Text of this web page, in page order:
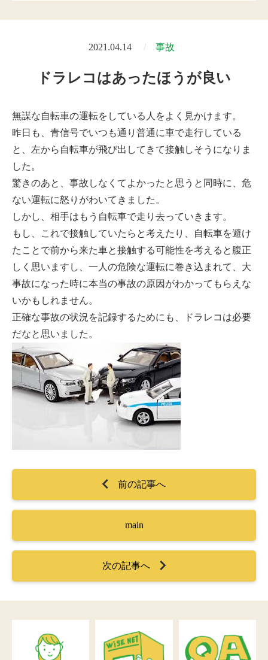
2021.04.14 事故
ドラレコはあったほうが良い
無謀な自転車の運転をしている人をよく見かけます。
昨日も、青信号でいつも通り普通に車で走行している
と、左から自転車が飛び出してきて接触しそうになりま
した。
驚きのあと、事故しなくてよかったと思うと同時に、危
ない運転に怒りがわいてきました。
しかし、相手はもう自転車で走り去っていきます。
もし、これで接触していたらと考えたり、自転車を避け
たことで前から来た車と接触する可能性を考えると腹正
しく思いますし、一人の危険な運転に巻き込まれて、大
事故になった時に本当の事故の原因がわかってもらえな
いかもしれません。
正確な事故の状況を記録するためにも、ドラレコは必要
だなと思いました。
前の記事へ
main
次の記事へ